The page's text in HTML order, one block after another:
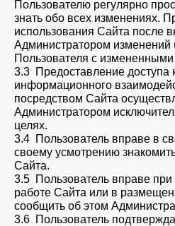
Пользователю регулярно
знать обо всех изменениях.
использования Сайта после
Администратором изменений
Пользователя с
3.3 Предоставление доступа
информационного
посредством Сайта
Администратором
целях.
3.4 Пользователь вправе в
своему усмотрению
Сайта.
3.5 Пользователь вправе
работе Сайта или в
сообщить об этом
3.6 Пользователь